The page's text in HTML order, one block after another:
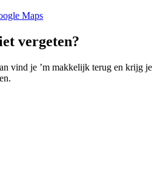
Maps
vergeten?
vind je ’m makkelijk terug en krijg je